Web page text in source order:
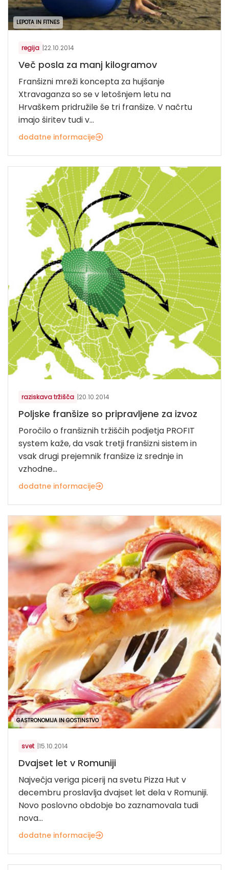
LEPOTA IN FITNES
regija |22.10.2014
Več posla za manj kilogramov
Franšizni mreži koncepta za hujšanje
Xtravaganza so se v letošnjem letu na
Hrvaškem pridružile še tri franšize. V načrtu
imajo širitev tudi v...
dodatne informacije
raziskava tržišča |20.10.2014
Poljske franšize so pripravljene za izvoz
Poročilo o franšiznih tržiščih podjetja PROFIT
system kaže, da vsak tretji franšizni sistem in
vsak drugi prejemnik franšize iz srednje in
vzhodne...
dodatne informacije
GASTRONOMIJA IN GOSTINSTVO
svet |15.10.2014
Dvajset let v Romuniji
Največja veriga picerij na svetu Pizza Hut v
decembru proslavlja dvajset let dela v Romuniji.
Novo poslovno obdobje bo zaznamovala tudi
nova...
dodatne informacije